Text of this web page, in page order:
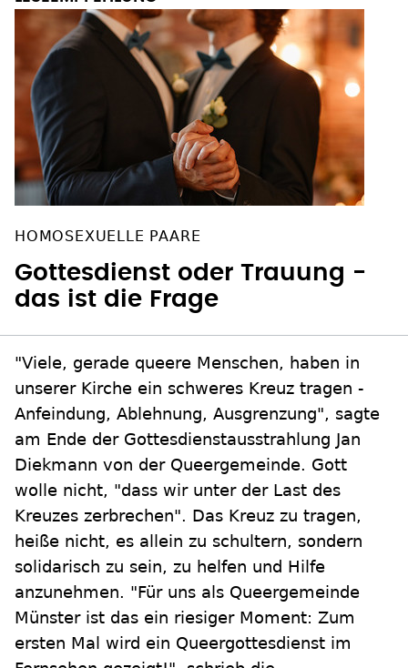
HOMOSEXUELLE PAARE
Gottesdienst oder Trauung -
das ist die Frage
"Viele, gerade queere Menschen, haben in
unserer Kirche ein schweres Kreuz tragen -
Anfeindung, Ablehnung, Ausgrenzung", sagte
am Ende der Gottesdienstausstrahlung Jan
Diekmann von der Queergemeinde. Gott
wolle nicht, "dass wir unter der Last des
Kreuzes zerbrechen". Das Kreuz zu tragen,
heiße nicht, es allein zu schultern, sondern
solidarisch zu sein, zu helfen und Hilfe
anzunehmen. "Für uns als Queergemeinde
Münster ist das ein riesiger Moment: Zum
ersten Mal wird ein Queergottesdienst im